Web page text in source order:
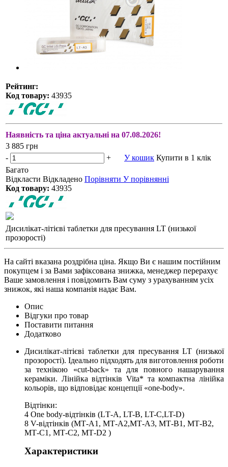
Рейтинг:
Код товару: 43935
Наявність та ціна актуальні на 07.08.2026!
3 885 грн
-
+ У кошик Купити в 1 клік
Багато
Відкласти Відкладено Порівняти У порівнянні
Код товару: 43935
Дисилікат-літієві таблетки для пресування LT (низької
прозорості)
На сайті вказана роздрібна ціна. Якщо Ви є нашим постійним
покупцем і за Вами зафіксована знижка, менеджер перерахує
Ваше замовлення і повідомить Вам суму з урахуванням усіх
знижок, які наша компанія надає Вам.
Опис
Відгуки про товар
Поставити питання
Додатково
Дисилікат-літієві таблетки для пресування LT (низької
прозорості). Ідеально підходять для виготовлення роботи
за технікою «cut-back» та для повного нашарування
кераміки. Лінійка відтінків Vita* та компактна лінійка
кольорів, що відповідає концепції «one-body».
Відтінки:
4 One body-відтінків (LТ-A, LT-B, LT-C,LT-D)
8 V-відтінків (МТ-A1, МТ-A2,МТ-A3, МТ-B1, МТ-B2,
МТ-C1, МТ-C2, МТ-D2 )
Характеристики